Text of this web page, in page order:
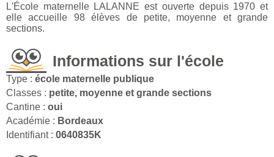
L'École maternelle LALANNE est ouverte depuis 1970 et
elle accueille 98 élèves de petite, moyenne et grande
sections.
Informations sur l'école
Type : école maternelle publique
Classes : petite, moyenne et grande sections
Cantine : oui
Académie : Bordeaux
Identifiant : 0640835K